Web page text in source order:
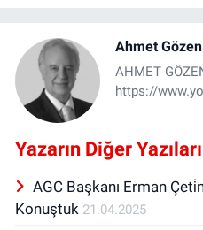
Ahmet Gözen
AHMET
https://
Yazarın Diğer Yazıları
AGC Başkanı Erman
Konuştuk 21.04.2025